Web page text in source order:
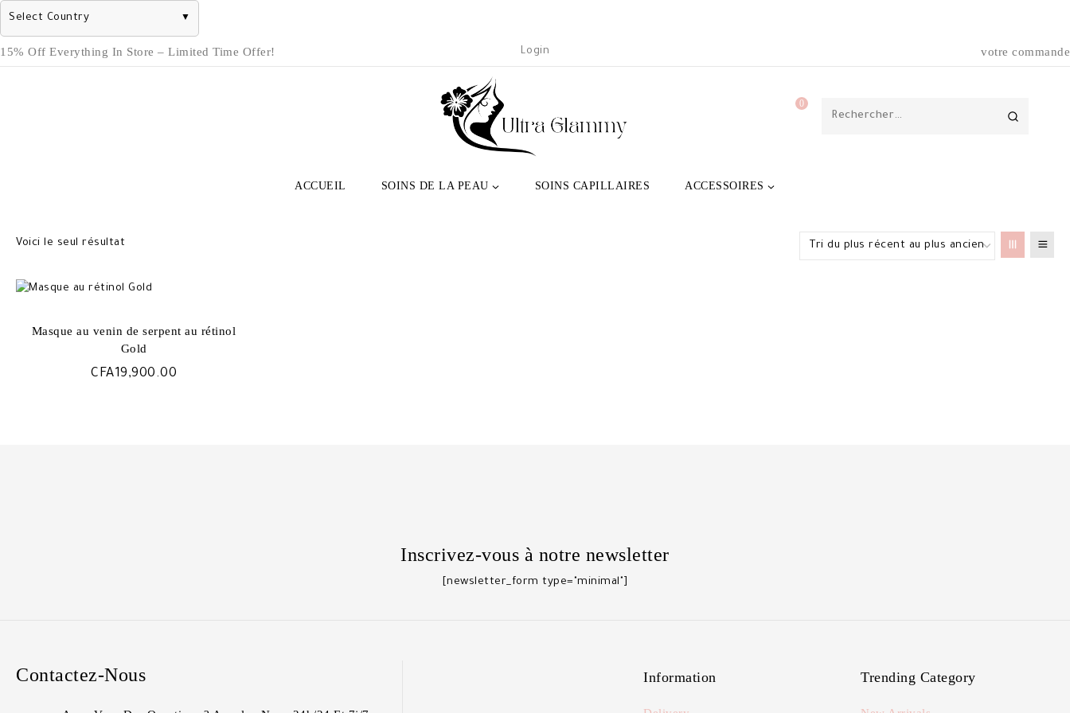
Select Country ▼
Skip
to
15% Off Everything In Store – Limited Time Offer! Login votre commande
0
ACCUEIL SOINS DE LA PEAU SOINS CAPILLAIRES ACCESSOIRES
Voici le seul résultat
Masque au venin de serpent au rétinol
Gold
CFA19,900.00
Inscrivez-vous à notre newsletter
[newsletter_form type="minimal"]
Contactez-Nous Information Trending Category